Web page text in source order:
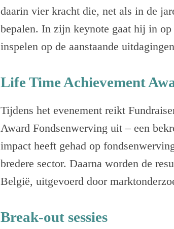
daarin vier kracht die, net als in de
bepalen. In zijn keynote gaat hij in
inspelen op de aanstaande
Life Time Achievement
Tijdens het evenement reikt
Award Fondsenwerving uit – een
impact heeft gehad op
bredere sector. Daarna worden de
België, uitgevoerd door
Break-out sessies